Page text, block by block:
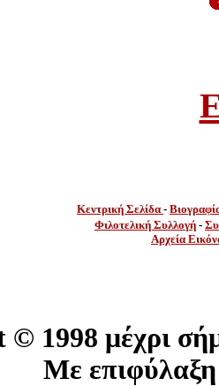
Κεντρική Σελίδα -
Φιλοτελική Συλλογή -
Αρχεία
© 1998 μέχρι
Με επιφύλαξη